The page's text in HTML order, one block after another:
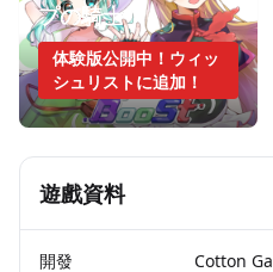
プの騎士
体験版公開中！ウィッ
シュリストに追加！
遊戲資料
開發
Cotton